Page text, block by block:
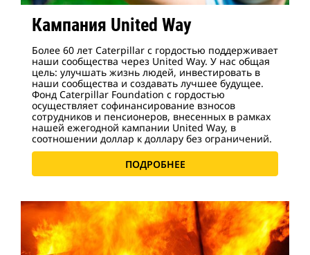
Кампания United Way
Более 60 лет Caterpillar с гордостью поддерживает
наши сообщества через United Way. У нас общая
цель: улучшать жизнь людей, инвестировать в
наши сообщества и создавать лучшее будущее.
Фонд Caterpillar Foundation с гордостью
осуществляет софинансирование взносов
сотрудников и пенсионеров, внесенных в рамках
нашей ежегодной кампании United Way, в
соотношении доллар к доллару без ограничений.
ПОДРОБНЕЕ